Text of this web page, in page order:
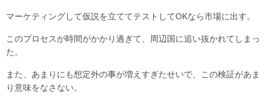
マーケティングして仮説を立ててテストしてOKなら市場に出す。
このプロセスが時間がかかり過ぎて、周辺国に追い抜かれてしまっ
た。
また、あまりにも想定外の事が増えすぎたせいで、この検証があま
り意味をなさない。